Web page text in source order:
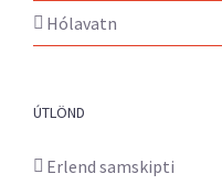
Hólavatn
ÚTLÖND
Erlend samskipti